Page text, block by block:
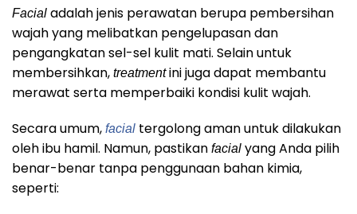
Facial adalah jenis perawatan berupa pembersihan
wajah yang melibatkan pengelupasan dan
pengangkatan sel-sel kulit mati. Selain untuk
membersihkan, treatmentini juga dapat membantu
merawat serta memperbaiki kondisi kulit wajah.
Secara umum, facial tergolong aman untuk dilakukan
oleh ibu hamil. Namun, pastikan facial yang Anda pilih
benar-benar tanpa penggunaan bahan kimia,
seperti: